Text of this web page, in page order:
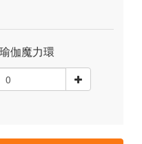
伽魔力環